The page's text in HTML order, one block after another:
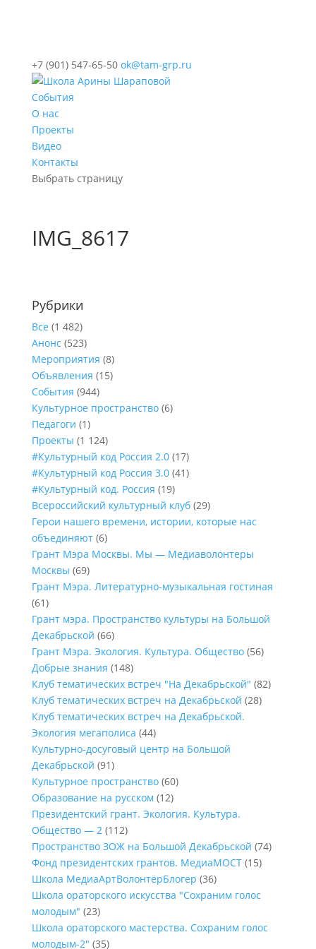
+7 (901) 547-65-50 ok@tam-grp.ru
События
О нас
Проекты
Видео
Контакты
Выбрать страницу
IMG_8617
Рубрики
Все (1 482)
Анонс (523)
Мероприятия (8)
Объявления (15)
События (944)
Культурное пространство(6)
Педагоги (1)
Проекты (1 124)
#Культурный код Россия 2.0(17)
#Культурный код Россия 3.0(41)
#Культурный код. Россия (19)
Всероссийский культурный клуб(29)
Герои нашего времени, истории, которые нас
объединяют(6)
Грант Мэра Москвы. Мы — Медиаволонтеры
Москвы (69)
Грант Мэра. Литературно-музыкальная гостиная
(61)
Грант мэра. Пространство культуры на Большой
Декабрьской (66)
Грант Мэра. Экология. Культура. Общество(56)
Добрые знания (148)
Клуб тематических встреч "На Декабрьской" (82)
Клуб тематических встреч на Декабрьской (28)
Клуб тематических встреч на Декабрьской.
Экология мегаполиса (44)
Культурно-досуговый центр на Большой
Декабрьской (91)
Культурное пространство(60)
Образование на русском (12)
Президентский грант. Экология. Культура.
Общество — 2(112)
Пространство ЗОЖ на Большой Декабрьской (74)
Фонд президентских грантов. МедиаМОСТ(15)
Школа МедиаАртВолонтёрБлогер (36)
Школа ораторского искусства "Сохраним голос
молодым" (23)
Школа ораторского мастерства. Сохраним голос
молодым-2" (35)